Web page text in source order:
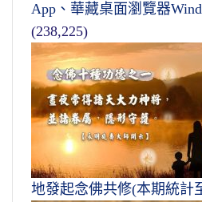
App、華藏桌面瀏覽器
(238,225)
地發起念佛共修(本期統計